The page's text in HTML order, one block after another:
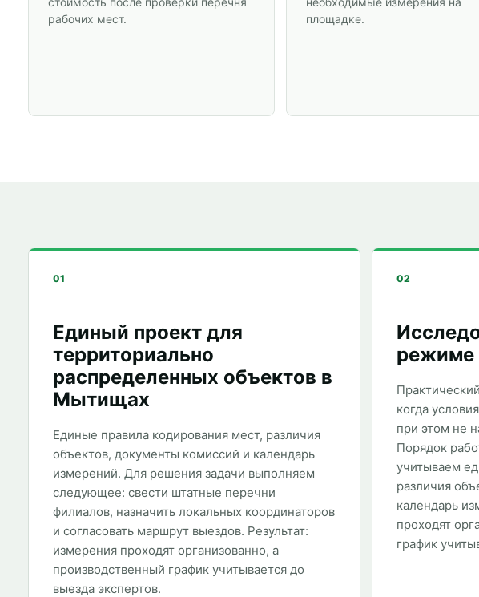
рабочих мест.
площадке.
01
Единый проект для
территориально
распределенных объектов в
Мытищах
Единые правила кодирования мест, различия
объектов, документы комиссий и календарь
измерений. Для решения задачи выполняем
следующее: свести штатные перечни
филиалов, назначить локальных координаторов
и согласовать маршрут выездов. Результат:
измерения проходят организованно, а
производственный график учитывается до
выезда экспертов.
02
когда
при этом не
Порядок
учитываем
различия
календарь
проходят
график